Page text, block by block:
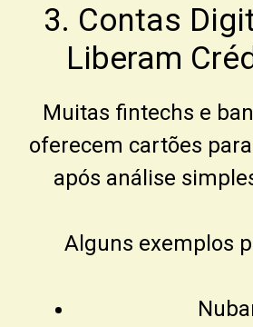
3. Contas
Liberam
Muitas fintechs e
oferecem cartões
após análise
Alguns exemplos